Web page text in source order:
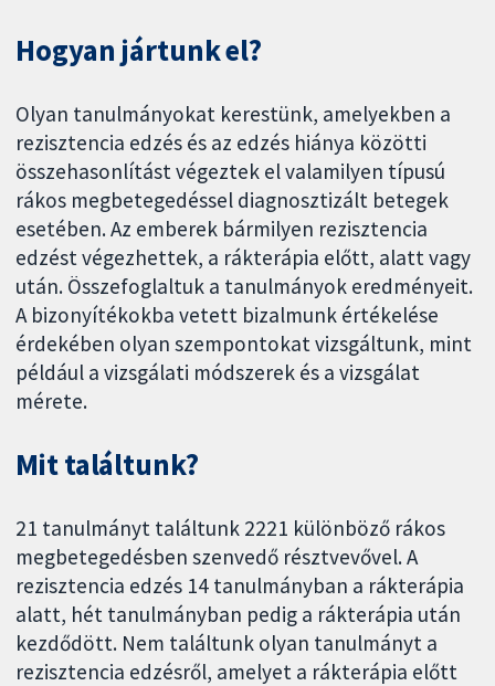
Hogyan jártunk el?
Olyan tanulmányokat kerestünk, amelyekben a
rezisztencia edzés és az edzés hiánya közötti
összehasonlítást végeztek el valamilyen típusú
rákos megbetegedéssel diagnosztizált betegek
esetében. Az emberek bármilyen rezisztencia
edzést végezhettek, a rákterápia előtt, alatt vagy
után. Összefoglaltuk a tanulmányok eredményeit.
A bizonyítékokba vetett bizalmunk értékelése
érdekében olyan szempontokat vizsgáltunk, mint
például a vizsgálati módszerek és a vizsgálat
mérete.
Mit találtunk?
21 tanulmányt találtunk 2221 különböző rákos
megbetegedésben szenvedő résztvevővel. A
rezisztencia edzés 14 tanulmányban a rákterápia
alatt, hét tanulmányban pedig a rákterápia után
kezdődött. Nem találtunk olyan tanulmányt a
rezisztencia edzésről, amelyet a rákterápia előtt